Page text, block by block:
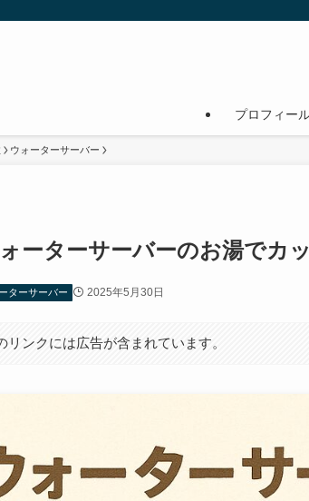
プロフィー
ウォーターサーバー
ーターサーバーのお湯でカ
ターサーバー 2025年5月30日
リンクには広告が含まれています。